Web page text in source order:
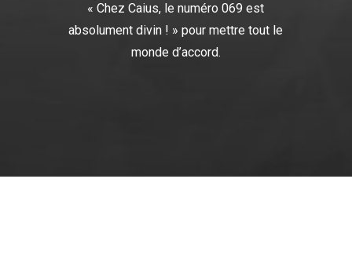
« Chez Caius, le numéro 069 est
absolument divin ! » pour mettre tout le
monde d’accord.